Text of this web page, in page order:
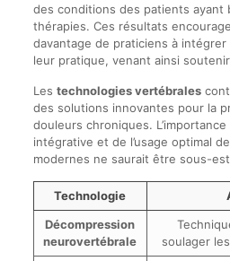
des conditions des patients ayant
thérapies. Ces résultats
davantage de praticiens à
leur pratique, venant ainsi
Les technologies vertébrales
des solutions innovantes pour la
douleurs chroniques. L’importance
intégrative et de l’usage optimal
modernes ne saurait être sous-
Technologie
Décompression
neurovertébrale
soulager